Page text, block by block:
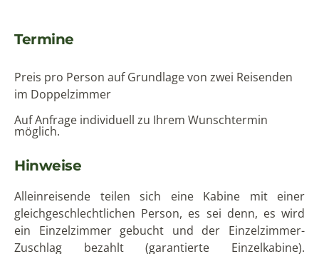
Termine
Preis pro Person auf Grundlage von zwei Reisenden
im Doppelzimmer
Auf Anfrage individuell zu Ihrem Wunschtermin
möglich.
Hinweise
Alleinreisende teilen sich eine Kabine mit einer
gleichgeschlechtlichen Person, es sei denn, es wird
ein Einzelzimmer gebucht und der Einzelzimmer-
Zuschlag bezahlt (garantierte Einzelkabine).